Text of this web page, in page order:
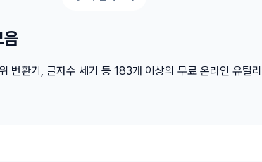
변환기, 글자수 세기 등 183개 이상의 무료 온라인 유틸